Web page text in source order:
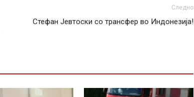
Следно
Стефан Јевтоски со трансфер во Индонезија!